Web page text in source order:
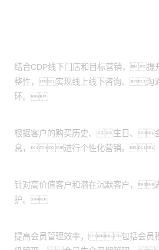
整性，实现线上线下咨询、沟
环。
定向营销：
息，进行个性化营销。
客户忠诚度维护：
护。
会员管理：
级管理、会员生命周期管理。